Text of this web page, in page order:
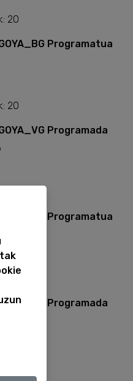
20
Programatua
20
Programada
Programatua
Programada